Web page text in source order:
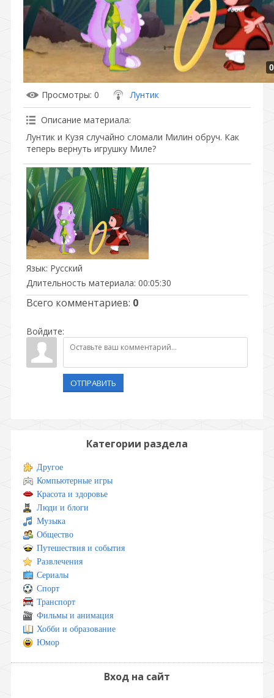
Просмотры: 0 Лунтик
Описание материала:
Лунтик и Кузя случайно сломали Милин обруч. Как
теперь вернуть игрушку Миле?
Язык: Русский
Длительность материала: 00:05:30
Всего комментариев: 0
Войдите:
ОТПРАВИТЬ
Категории раздела
Другое
Компьютерные игры
Красота и здоровье
Люди и блоги
Музыка
Общество
Путешествия и события
Развлечения
Сериалы
Спорт
Транспорт
Фильмы и анимация
Хобби и образование
Юмор
Вход на сайт